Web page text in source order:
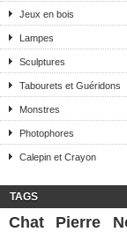
Jeux en bois
Lampes
Sculptures
Tabourets et Guéridons
Monstres
Photophores
Calepin et Crayon
TAGS
Chat Pierre